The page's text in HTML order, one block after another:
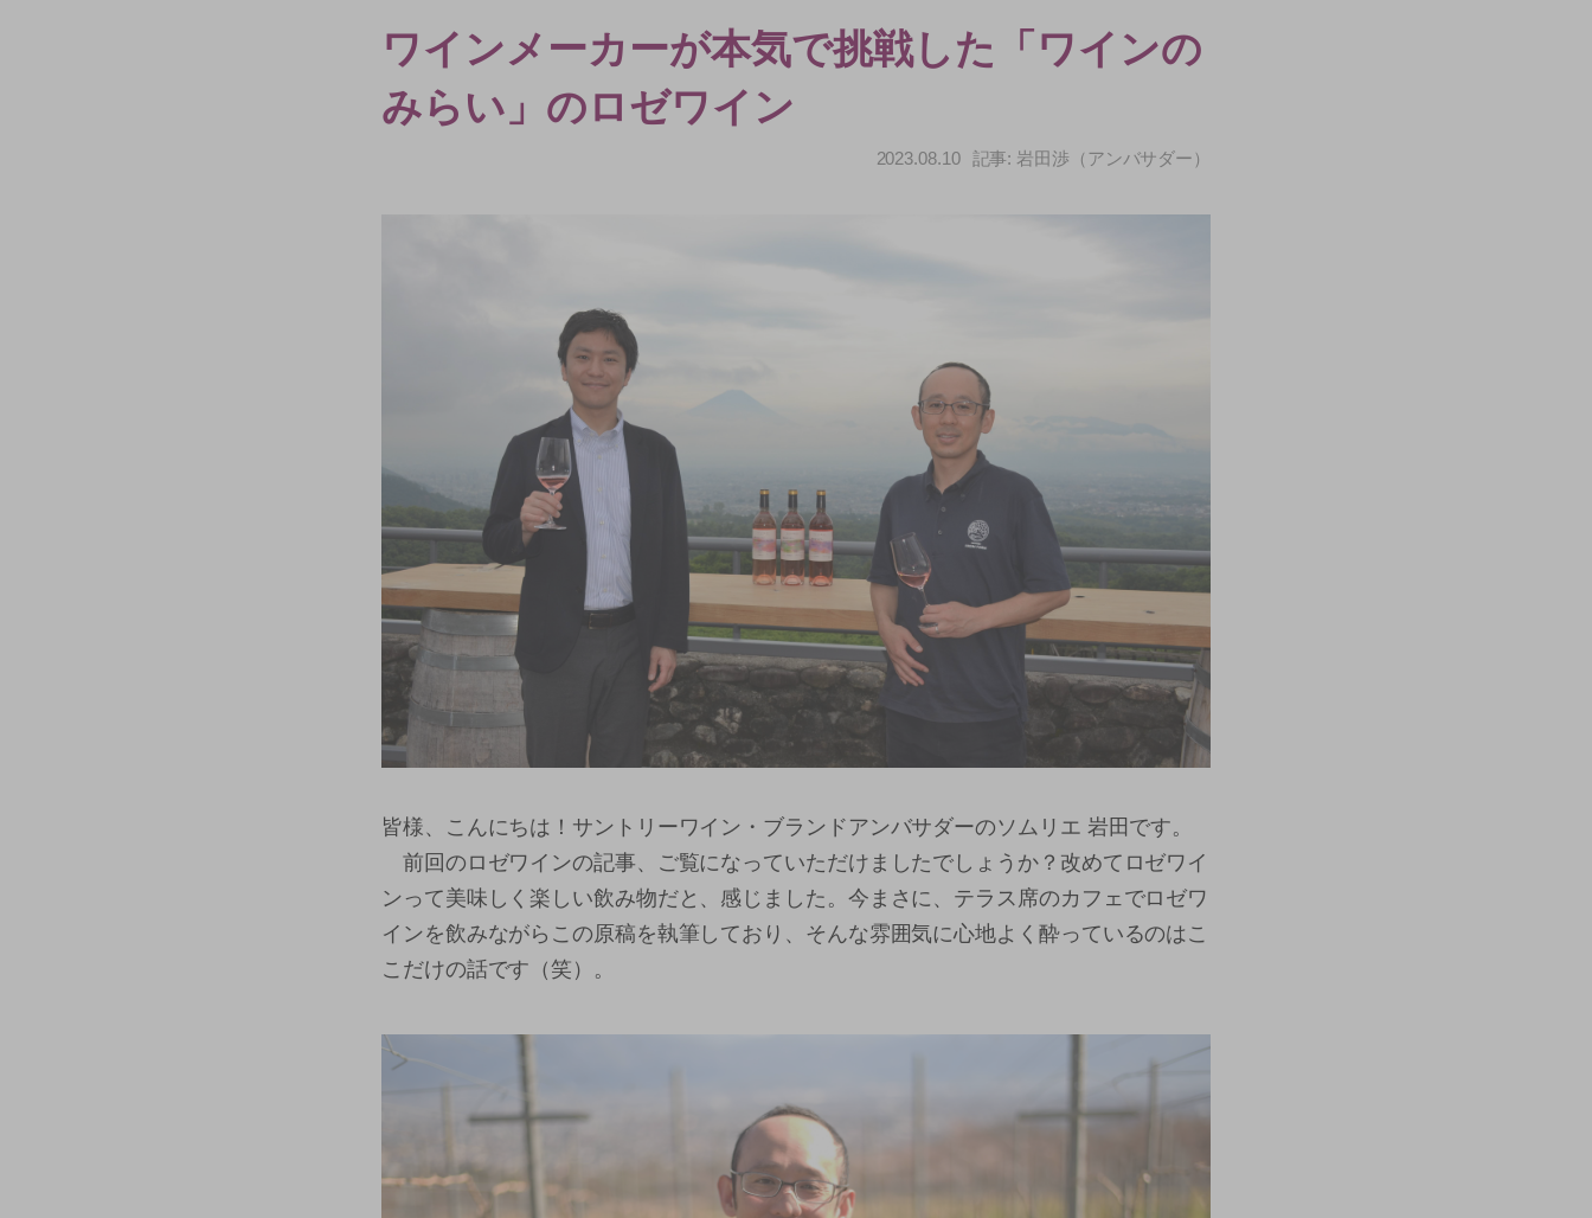
ワインメーカーが本気で挑戦した「ワインの
みらい」のロゼワイン
2023.08.10 記事: 岩田渉（アンバサダー）
皆様、こんにちは！サントリーワイン・ブランドアンバサダーのソムリエ 岩田です。
前回のロゼワインの記事、ご覧になっていただけましたでしょうか？改めてロゼワイ
ンって美味しく楽しい飲み物だと、感じました。今まさに、テラス席のカフェでロゼワ
インを飲みながらこの原稿を執筆しており、そんな雰囲気に心地よく酔っているのはこ
こだけの話です（笑）。